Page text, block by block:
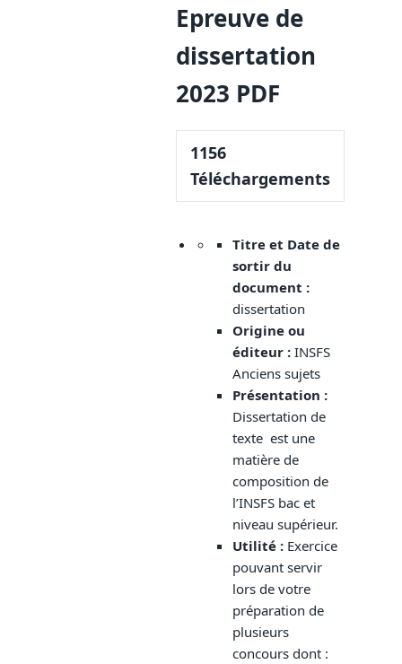
Epreuve de
dissertation
2023 PDF
1156
Téléchargements
Titre et Date de
sortir du
document :
dissertation
Origine ou
éditeur :INSFS
Anciens sujets
Présentation :
Dissertation de
texte est une
matière de
composition de
l’INSFS bac et
niveau supérieur.
Utilité : Exercice
pouvant servir
lors de votre
préparation de
plusieurs
concours dont :